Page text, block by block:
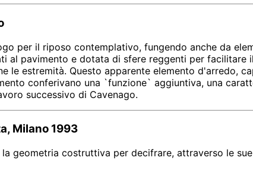
per il riposo contemplativo, fungendo anche da
al pavimento e dotata di sfere reggenti per
le estremità. Questo apparente elemento d'arredo,
conferivano una `funzione` aggiuntiva, una
successivo di Cavenago.
Milano 1993
geometria costruttiva per decifrare, attraverso le